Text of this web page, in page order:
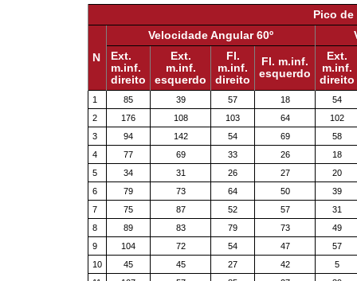
Pico
N
Velocidade Angular 60º
Ext.
m.inf.
direito
Ext.
m.inf.
esquerdo
Fl.
m.inf.
direito
Fl. m.inf.
esquerdo
Ext.
m.inf.
direito
1 85 39 57 18
54
2
176 108 103 64
102
3
94 142 54 69
58
4
77 69 33 26
18
5
34 31 26 27
20
6
79 73 64 50
39
7
75 87 52 57
31
8
89 83 79 73
49
9
104 72 54 47
57
10
45 45 27 42
5